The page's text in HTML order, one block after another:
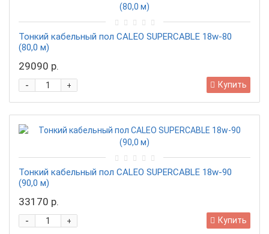
Тонкий кабельный пол CALEO SUPERCABLE 18w-80
(80,0 м)
29090 р.
+
- Купить
Тонкий кабельный пол CALEO SUPERCABLE 18w-90
(90,0 м)
33170 р.
+
- Купить